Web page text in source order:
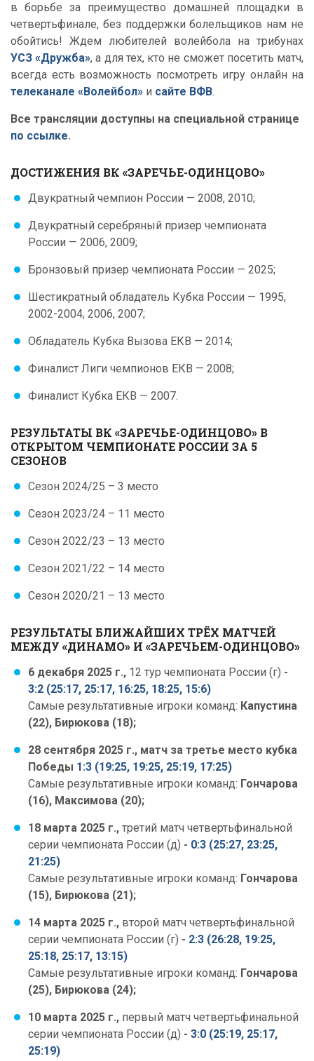
в борьбе за преимущество домашней площадки в
четвертьфинале, без поддержки болельщиков нам не
обойтись! Ждем любителей волейбола на трибунах
УСЗ «Дружба», а для тех, кто не сможет посетить матч,
всегда есть возможность посмотреть игру онлайн на
телеканале «Волейбол» и сайте ВФВ.
Все трансляции доступны на специальной странице
по ссылке.
ДОСТИЖЕНИЯ ВК «ЗАРЕЧЬЕ-ОДИНЦОВО»
Двукратный чемпион России — 2008, 2010;
Двукратный серебряный призер чемпионата
России — 2006, 2009;
Бронзовый призер чемпионата России — 2025;
Шестикратный обладатель Кубка России — 1995,
2002-2004, 2006, 2007;
Обладатель Кубка Вызова ЕКВ — 2014;
Финалист Лиги чемпионов ЕКВ — 2008;
Финалист Кубка ЕКВ — 2007.
РЕЗУЛЬТАТЫ ВК «ЗАРЕЧЬЕ-ОДИНЦОВО» В
ОТКРЫТОМ ЧЕМПИОНАТЕ РОССИИ ЗА 5
СЕЗОНОВ
Сезон 2024/25 – 3 место
Сезон 2023/24 – 11 место
Сезон 2022/23 – 13 место
Сезон 2021/22 – 14 место
Сезон 2020/21 – 13 место
РЕЗУЛЬТАТЫ БЛИЖАЙШИХ ТРЁХ МАТЧЕЙ
МЕЖДУ «ДИНАМО» И «ЗАРЕЧЬЕМ-ОДИНЦОВО»
6 декабря 2025 г., 12 тур чемпионата России (г) -
3:2 (25:17, 25:17, 16:25, 18:25, 15:6)
Самые результативные игроки команд: Капустина
(22), Бирюкова (18);
28 сентября 2025 г., матч за третье место кубка
Победы 1:3 (19:25, 19:25, 25:19, 17:25)
Самые результативные игроки команд: Гончарова
(16), Максимова (20);
18 марта 2025 г., третий матч четвертьфинальной
серии чемпионата России (д) - 0:3 (25:27, 23:25,
21:25)
Самые результативные игроки команд: Гончарова
(15), Бирюкова (21);
14 марта 2025 г., второй матч четвертьфинальной
серии чемпионата России (г) - 2:3 (26:28, 19:25,
25:18, 25:17, 13:15)
Самые результативные игроки команд: Гончарова
(25), Бирюкова (24);
10 марта 2025 г., первый матч четвертьфинальной
серии чемпионата России (д) - 3:0 (25:19, 25:17,
25:19)